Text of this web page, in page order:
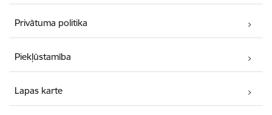
Privātuma politika
Piekļūstamība
Lapas karte